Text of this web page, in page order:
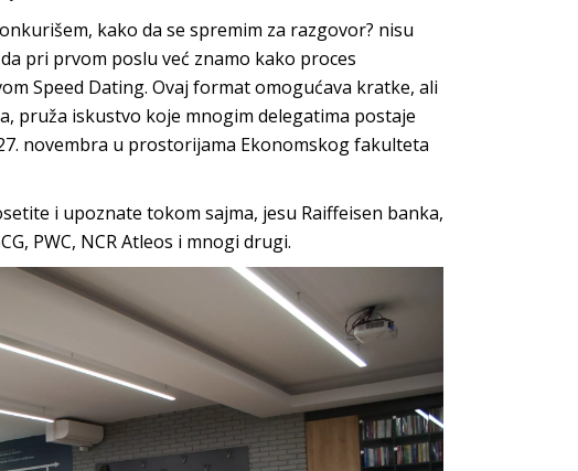
kako da se spremim za razgovor? nisu
pri prvom poslu već znamo kako proces
Speed Dating. Ovaj format omogućava kratke, ali
pruža iskustvo koje mnogim delegatima postaje
novembra u prostorijama Ekonomskog fakulteta
i upoznate tokom sajma, jesu Raiffeisen banka,
PWC, NCR Atleos i mnogi drugi.